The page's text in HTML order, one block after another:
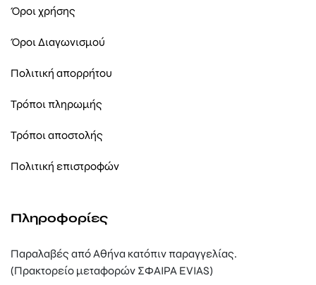
Όροι χρήσης
Όροι Διαγωνισμού
Πολιτική απορρήτου
Τρόποι πληρωμής
Τρόποι αποστολής
Πολιτική επιστροφών
Πληροφορίες
Παραλαβές από Αθήνα κατόπιν παραγγελίας.
(Πρακτορείο μεταφορών ΣΦΑΙΡΑ EVIAS)